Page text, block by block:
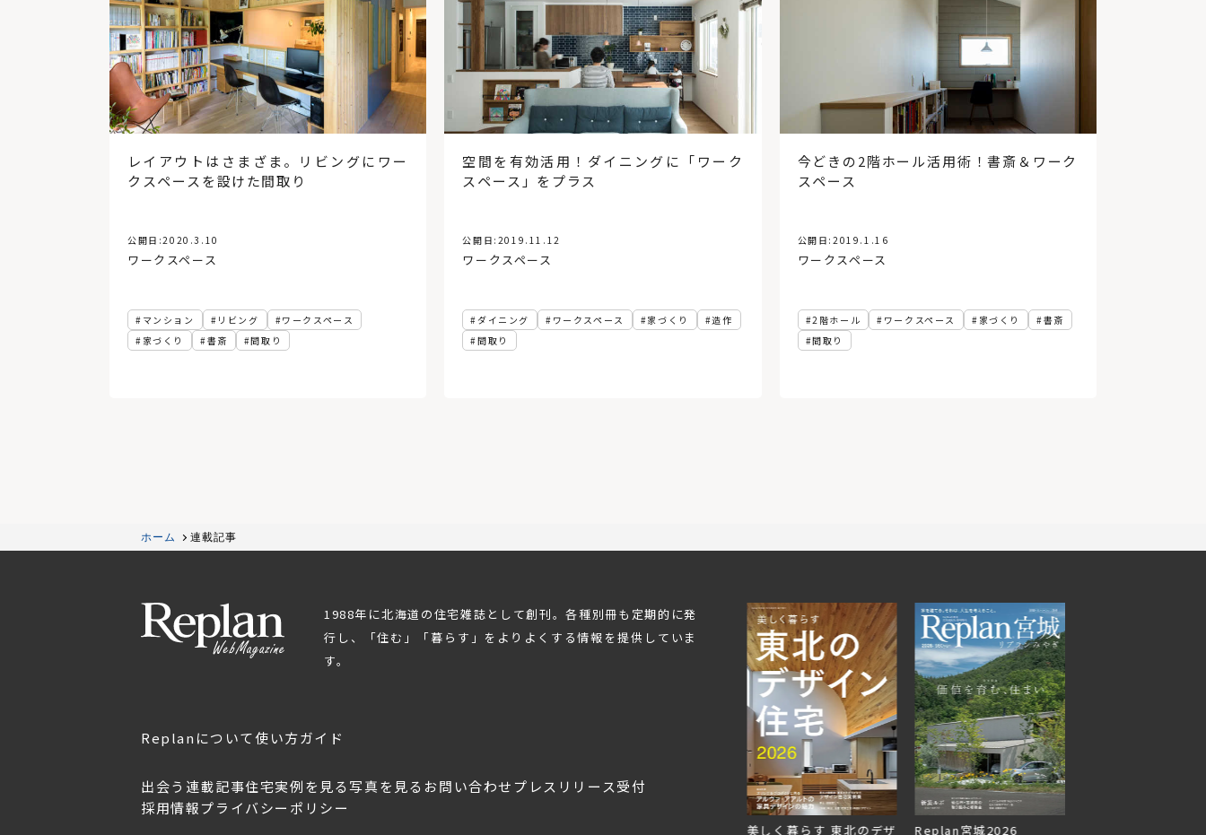
レイアウトはさまざま。リビングにワー
クスペースを設けた間取り
公開日:2020.3.10
ワークスペース
マンション リビング
ワークスペース
家づくり
書斎 間取り
空間を有効活用！ダイニングに「ワーク
スペース」をプラス
公開日: 2019.11.12
ワークスペース
ダイニング ワークスペース 家づくり
造作
間取り
今どきの2階ホール活用術！書斎＆ワーク
スペース
公開日:2019.1.16
ワークスペース
2階ホール ワークスペース 家づくり
書斎
間取り
ホーム 連載記事
1988年に北海道の住宅雑誌として創刊。各種別冊も定期的に発
行し、「住む」「暮らす」をよりよくする情報を提供していま
す。
Replanについて使い方ガイド
出会う 連載記事住宅実例を見る写真を見る お問い合わせ プレスリリース受付
採用情報プライバシーポリシー
美しく暮らす 東北のデザ Replan宮城2026